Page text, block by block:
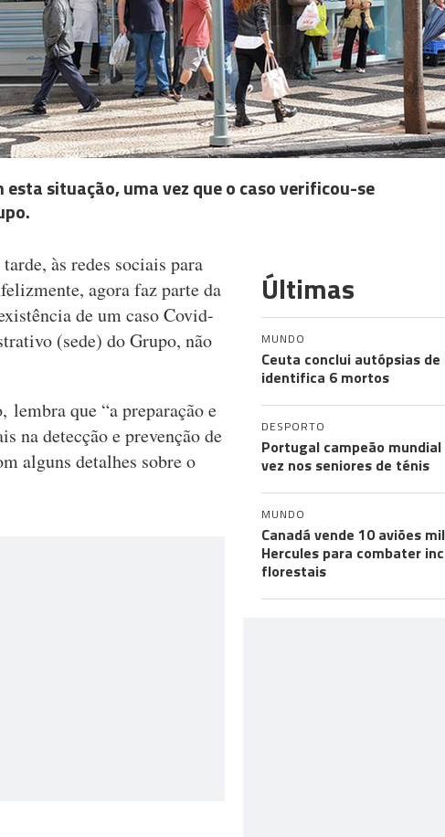
situação, uma vez que o caso verificou-se
às redes sociais para
agora faz parte da
de um caso Covid-
(sede) do Grupo, não
que “a preparação e
na detecção e prevenção de
alguns detalhes sobre o
Últimas
MUNDO
Ceuta conclui autópsias de
identifica 6 mortos
DESPORTO
Portugal campeão
vez nos seniores de ténis
MUNDO
Canadá vende 10 aviões
Hercules para combater
florestais